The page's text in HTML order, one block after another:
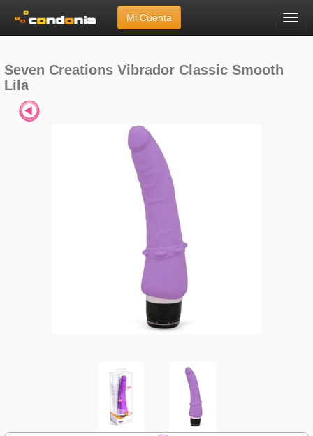
Menú
Mi Cuenta
Seven Creations»Vibrador Classic Smooth Lila
Seven Creations Vibrador Classic Smooth
Lila